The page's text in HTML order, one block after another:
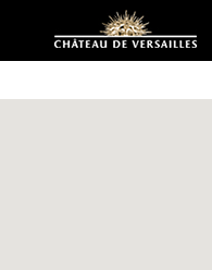
Personnaliser les cookies